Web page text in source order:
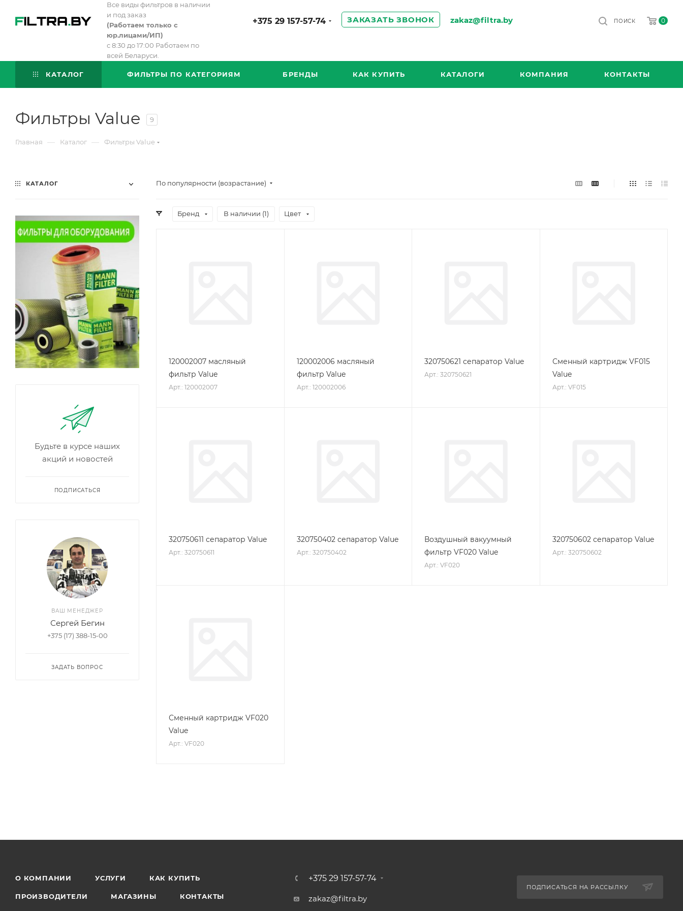
Все виды фильтров в наличии
и под заказ
(Работаем только с
юр.лицами/ИП)
с 8:30 до 17:00 Работаем по
всей Беларуси.
+375 29 157-57-74 ЗАКАЗАТЬ ЗВОНОК zakaz@filtra.by 0
ПОИСК
КАТАЛОГ ФИЛЬТРЫ ПО КАТЕГОРИЯМ БРЕНДЫ КАК КУПИТЬ КАТАЛОГИ КОМПАНИЯ КОНТАКТЫ
Фильтры Value 9
Главная — Каталог — Фильтры Value
По популярности (возрастание)
Бренд В наличии (1) Цвет
120002007 масляный
фильтр Value
Арт.: 120002007
120002006 масляный
фильтр Value
Арт.: 120002006
320750621 сепаратор Value
Арт.: 320750621
Сменный картридж VF015
Value
Арт.: VF015
320750611 сепаратор Value
Арт.: 320750611
320750402 сепаратор Value
Арт.: 320750402
Воздушный вакуумный
фильтр VF020 Value
Арт.: VF020
320750602 сепаратор Value
Арт.: 320750602
Сменный картридж VF020
Value
Арт.: VF020
КАТАЛОГ
Будьте в курсе наших
акций и новостей
ПОДПИСАТЬСЯ
ВАШ МЕНЕДЖЕР
Сергей Бегин
+375 (17) 388-15-00
ЗАДАТЬ ВОПРОС
О КОМПАНИИ УСЛУГИ КАК КУПИТЬ
ПРОИЗВОДИТЕЛИ МАГАЗИНЫ КОНТАКТЫ
+375 29 157-57-74
zakaz@filtra.by
ПОДПИСАТЬСЯ НА РАССЫЛКУ